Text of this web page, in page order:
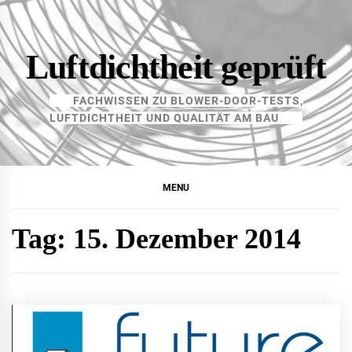
Skip
to
contentLuftdichtheit geprüft
FACHWISSEN ZU BLOWER-DOOR-TESTS,
LUFTDICHTHEIT UND QUALITÄT AM BAU
MENU
Tag: 15. Dezember 2014